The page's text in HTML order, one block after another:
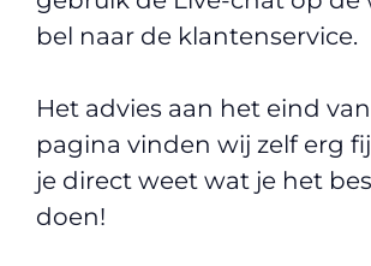
bel naar de klantenservice.
Het advies aan het eind
pagina vinden wij zelf erg
je direct weet wat je het
doen!